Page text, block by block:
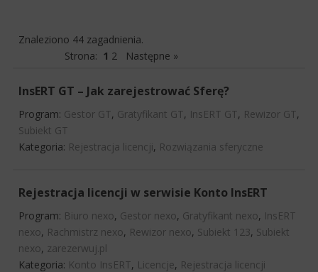
Znaleziono 44 zagadnienia.
Strona: 1 2 Następne »
InsERT GT – Jak zarejestrować Sferę?
Program: Gestor GT, Gratyfikant GT, InsERT GT, Rewizor GT,
Subiekt GT
Kategoria: Rejestracja licencji, Rozwiązania sferyczne
Rejestracja licencji w serwisie Konto InsERT
Program: Biuro nexo, Gestor nexo, Gratyfikant nexo, InsERT
nexo, Rachmistrz nexo, Rewizor nexo, Subiekt 123, Subiekt
nexo, zarezerwuj.pl
Kategoria: Konto InsERT, Licencje, Rejestracja licencji